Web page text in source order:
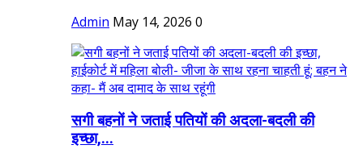
Admin May 14, 2026 0
सगी बहनों ने जताई पतियों की अदला-बदली की
इच्छा,...